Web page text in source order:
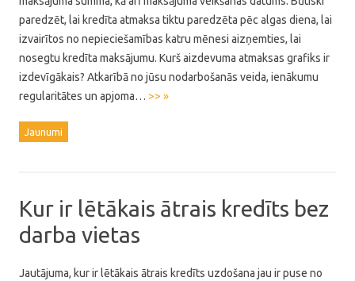
paredzēt, lai kredīta atmaksa tiktu paredzēta pēc algas diena, lai
izvairītos no nepieciešamības katru mēnesi aizņemties, lai
nosegtu kredīta maksājumu. Kurš aizdevuma atmaksas grafiks ir
izdevīgākais? Atkarībā no jūsu nodarbošanās veida, ienākumu
regularitātes un apjoma… >> »
Jaunumi
Kur ir lētākais ātrais kredīts bez
darba vietas
Jautājuma, kur ir lētākais ātrais kredīts uzdošana jau ir puse no